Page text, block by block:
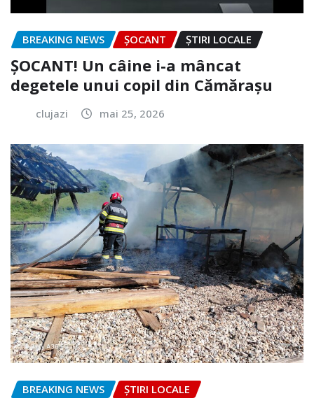
BREAKING NEWS ȘOCANT ȘTIRI LOCALE
ȘOCANT! Un câine i-a mâncat
degetele unui copil din Cămărașu
clujazi mai 25, 2026
BREAKING NEWS ȘTIRI LOCALE